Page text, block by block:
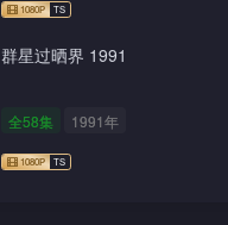
群星过晒界 1991
全58集 1991年